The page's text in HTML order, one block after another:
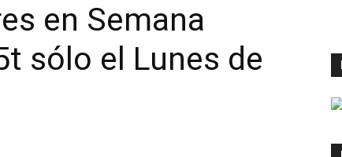
en Semana
sólo el Lunes de